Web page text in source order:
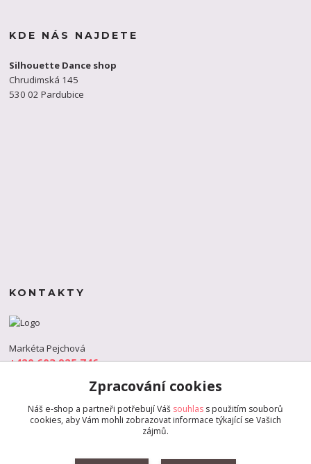
KDE NÁS NAJDETE
Silhouette Dance shop
Chrudimská 145
530 02 Pardubice
KONTAKTY
Markéta Pejchová
+420 603 925 746
info@s-dance.cz
Zpracování cookies
Náš e-shop a partneři potřebují Váš souhlas s použitím souborů
cookies, aby Vám mohli zobrazovat informace týkající se Vašich
zájmů.